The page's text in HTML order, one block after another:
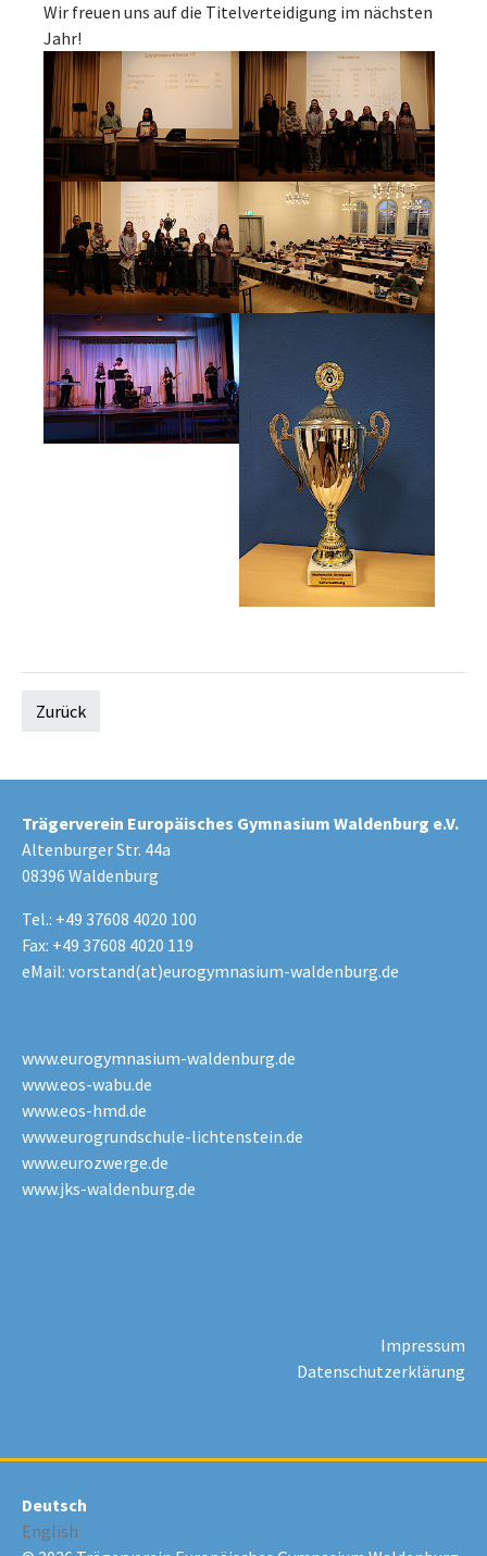
Wir freuen uns auf die Titelverteidigung im nächsten
Jahr!
Zurück
Trägerverein Europäisches Gymnasium Waldenburg e.V.
Altenburger Str. 44a
08396 Waldenburg
Tel.: +49 37608 4020 100
Fax: +49 37608 4020 119
eMail: vorstand(at)eurogymnasium-waldenburg.de
www.eurogymnasium-waldenburg.de
www.eos-wabu.de
www.eos-hmd.de
www.eurogrundschule-lichtenstein.de
www.eurozwerge.de
www.jks-waldenburg.de
Impressum
Datenschutzerklärung
Deutsch
English